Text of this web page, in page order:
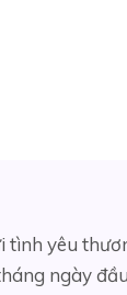
yêu
ngày